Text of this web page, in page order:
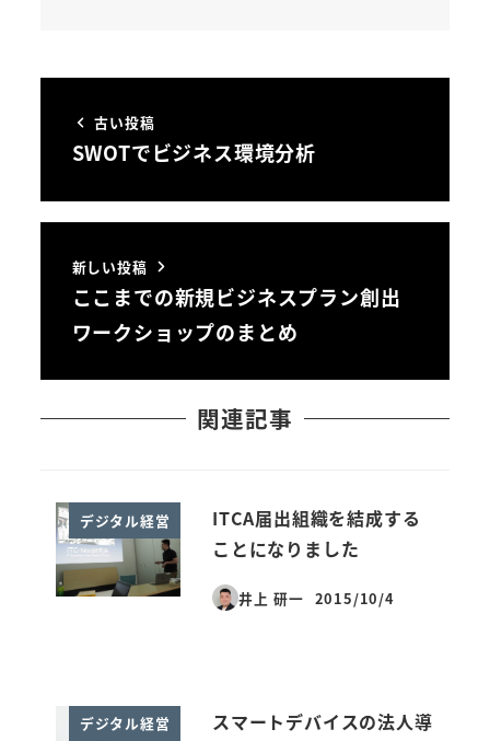
古い投稿
SWOTでビジネス環境分析
新しい投稿
ここまでの新規ビジネスプラン創出
ワークショップのまとめ
関連記事
デジタル経営
ITCA届出組織を結成する
ことになりました
井上 研一
投稿日
2015/10/4
デジタル経営
スマートデバイスの法人導